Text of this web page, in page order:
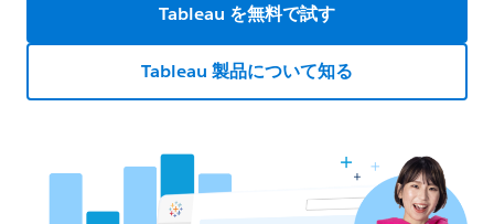
Tableau を無料で試す
Tableau 製品について知る